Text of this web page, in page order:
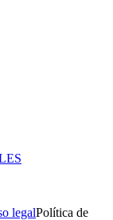
legalPolítica de